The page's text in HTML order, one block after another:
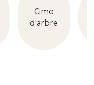
Cime
d'arbre